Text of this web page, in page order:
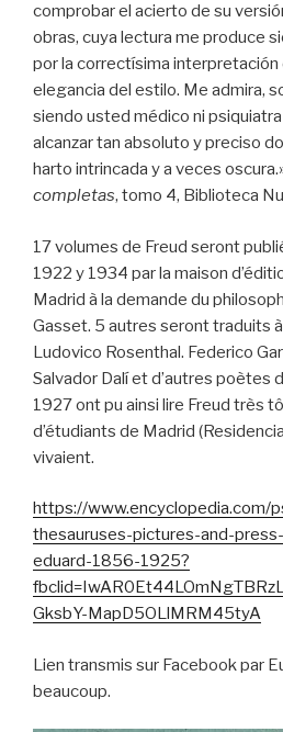
comprobar el acierto de su
obras, cuya lectura me produce
por la correctísima interpretación
elegancia del estilo. Me admira,
siendo usted médico ni
alcanzar tan absoluto y preciso
harto intrincada y a veces
completas, tomo 4, Biblioteca
17 volumes de Freud seront
1922 y 1934 par la maison
Madrid à la demande du
Gasset. 5 autres seront traduits
Ludovico Rosenthal. Federico
Salvador Dalí et d’autres poètes
1927 ont pu ainsi lire Freud très
d’étudiants de Madrid
vivaient.
https://www.encyclopedia.com/
thesauruses-pictures-and-
eduard-1856-1925?
GksbY-MapD5OLlMRM45tyA
Lien transmis sur Facebook par
beaucoup.